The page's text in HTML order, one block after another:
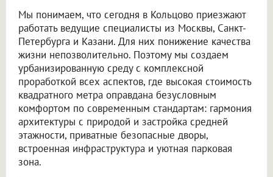
Мы понимаем, что сегодня в Кольцово приезжают
работать ведущие специалисты из Москвы, Санкт-
Петербурга и Казани. Для них понижение качества
жизни непозволительно. Поэтому мы создаем
урбанизированную среду с комплексной
проработкой всех аспектов, где высокая стоимость
квадратного метра оправдана безусловным
комфортом по современным стандартам: гармония
архитектуры с природой и застройка средней
этажности, приватные безопасные дворы,
встроенная инфраструктура и уютная парковая
зона.